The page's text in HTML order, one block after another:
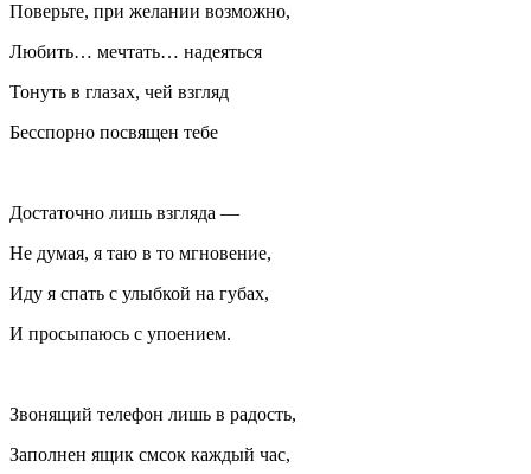
Поверьте, при желании возможно,
Любить… мечтать… надеяться
Тонуть в глазах, чей взгляд
Бесспорно посвящен тебе
Достаточно лишь взгляда —
Не думая, я таю в то мгновение,
Иду я спать с улыбкой на губах,
И просыпаюсь с упоением.
Звонящий телефон лишь в радость,
Заполнен ящик смсок каждый час,